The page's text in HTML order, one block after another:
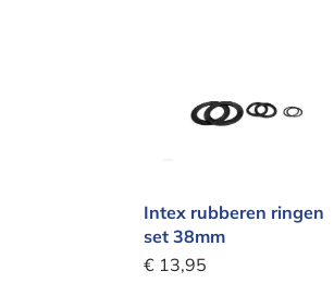
Intex rubberen ringen
set 38mm
€ 13,95